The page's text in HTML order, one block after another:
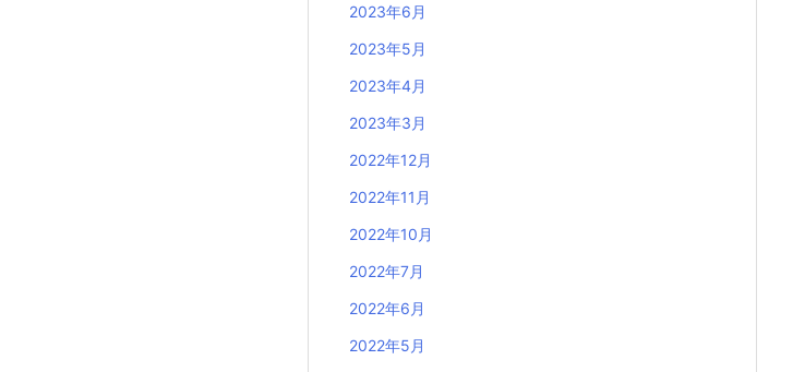
2023年6月
2023年5月
2023年4月
2023年3月
2022年12月
2022年11月
2022年10月
2022年7月
2022年6月
2022年5月